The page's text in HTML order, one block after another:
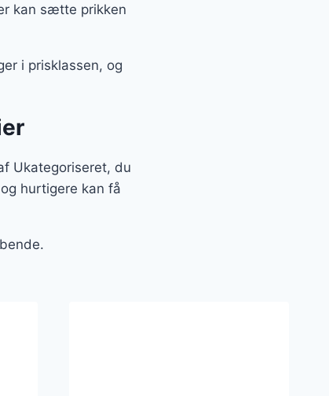
kan sætte prikken
i prisklassen, og
Ukategoriseret, du
hurtigere kan få